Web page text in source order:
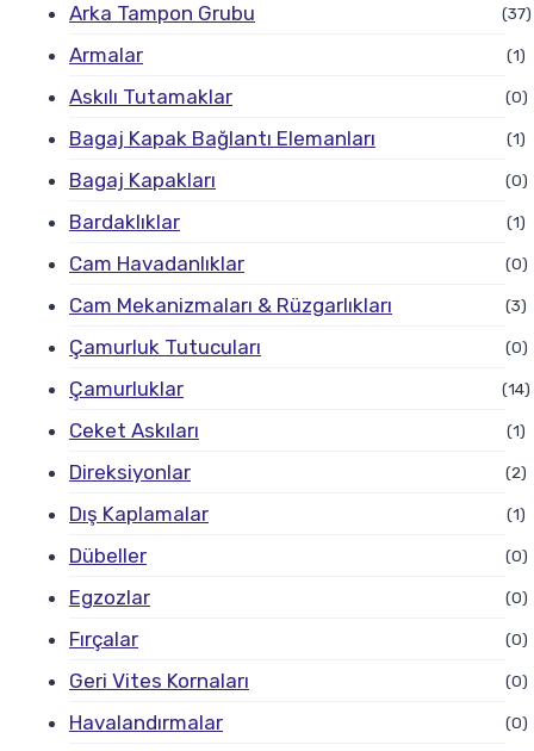
Arka Tampon Grubu (37)
Armalar (1)
Askılı Tutamaklar (0)
Bagaj Kapak Bağlantı Elemanları (1)
Bagaj Kapakları (0)
Bardaklıklar (1)
Cam Havadanlıklar (0)
Cam Mekanizmaları & Rüzgarlıkları (3)
Çamurluk Tutucuları (0)
Çamurluklar (14)
Ceket Askıları (1)
Direksiyonlar (2)
Dış Kaplamalar (1)
Dübeller (0)
Egzozlar (0)
Fırçalar (0)
Geri Vites Kornaları (0)
Havalandırmalar (0)